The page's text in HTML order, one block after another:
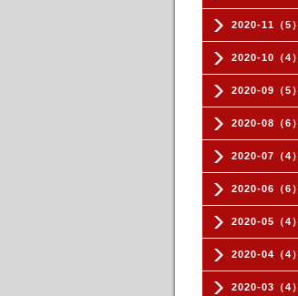
2020-11（5）
2020-10（4）
2020-09（5）
2020-08（6）
2020-07（4）
2020-06（6）
2020-05（4）
2020-04（4）
2020-03（4）